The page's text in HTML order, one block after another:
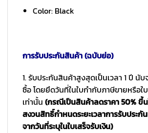
Color: Black
การรับประกันสินค้า (ฉบับย่อ)
1. รับประกันสินค้าสูงสุดเป็นเวลา 1 ปี นั
ซื้อ โดยยึดวันที่ในใบกำกับภาษีขายหรือใ
เท่านั้น (กรณีเป็นสินค้าลดราคา 50% ขึ้
สงวนสิทธิ์กำหนดระยะเวลาการรับประกั
จากวันที่ระบุในใบเสร็จรับเงิน)